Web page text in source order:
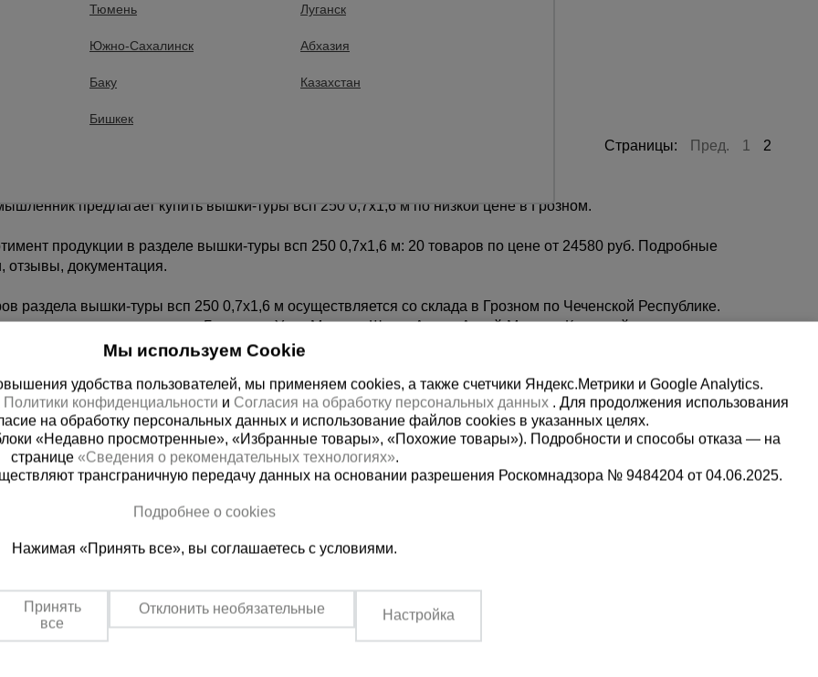
27395 руб.
Страницы: Пред. 1 2
предлагает купить вышки-туры всп 250 0,7x1,6 м по низкой цене в Грозном.
продукции в разделе вышки-туры всп 250 0,7x1,6 м: 20 товаров по цене от 24580 руб. Подробные
отзывы, документация.
раздела вышки-туры всп 250 0,7x1,6 м осуществляется со склада в Грозном по Чеченской Республике.
в следующие города: Гудермес, Урус-Мартан, Шали, Аргун, Ачхой-Мартан, Курчалой
(800) 200-25-90
по России
+7 (938) 992-1-992
Пн-Пт: с 9:00 до 17:30,
Тюмень Луганск
Южно-Сахалинск Абхазия
Баку Казахстан
Бишкек
Мы используем Cookie
удобства пользователей, мы применяем cookies, а также счетчики Яндекс.Метрики и Google Analytics.
Политики конфиденциальности и Согласия на обработку персональных данных . Для продолжения использования
на обработку персональных данных и использование файлов cookies в указанных целях.
«Недавно просмотренные», «Избранные товары», «Похожие товары»). Подробности и способы отказа — на
странице «Сведения о рекомендательных технологиях».
трансграничную передачу данных на основании разрешения Роскомнадзора № 9484204 от 04.06.2025.
Подробнее о cookies
Нажимая «Принять все», вы соглашаетесь с условиями.
Принять
все
Отклонить необязательные Настройка